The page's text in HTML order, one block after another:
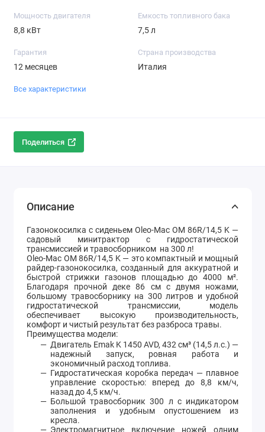
Мощность двигателя
8,8 кВт
Емкость топливного бака
7,5 л
Гарантия
12 месяцев
Страна производства
Италия
Все характеристики
Поделиться
Описание
Газонокосилка с сиденьем Oleo-Mac OM 86R/14,5 K —
садовый минитрактор с гидростатической
трансмиссией и травосборником на 300 л!
Oleo-Mac OM 86R/14,5 K — это компактный и мощный
райдер-газонокосилка, созданный для аккуратной и
быстрой стрижки газонов площадью до 4000 м².
Благодаря прочной деке 86 см с двумя ножами,
большому травосборнику на 300 литров и удобной
гидростатической трансмиссии, модель
обеспечивает высокую производительность,
комфорт и чистый результат без разброса травы.
Преимущества модели:
Двигатель Emak K 1450 AVD, 432 см³ (14,5 л.с.) —
надежный запуск, ровная работа и
экономичный расход топлива.
Гидростатическая коробка передач — плавное
управление скоростью: вперед до 8,8 км/ч,
назад до 4,5 км/ч.
Большой травосборник 300 л с индикатором
заполнения и удобным опустошением из
кресла.
Электромагнитное включение ножей одним